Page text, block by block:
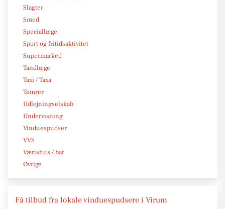
Slagter
Smed
Speciallæge
Sport og fritidsaktivitet
Supermarked
Tandlæge
Taxi / Taxa
Tømrer
Udlejningselskab
Undervisning
Vinduespudser
VVS
Værtshus / bar
Øvrige
Få tilbud fra lokale vinduespudsere i Virum